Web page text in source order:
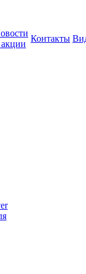
Контакты